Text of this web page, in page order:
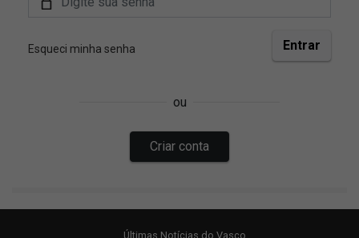
Últimas Notícias do Vasco